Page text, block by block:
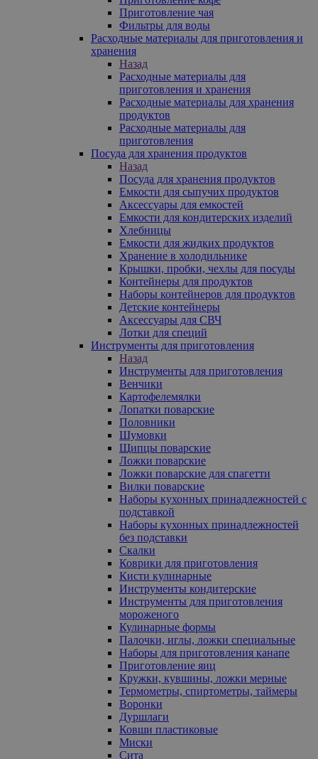
Приготовление чая
Фильтры для воды
Расходные материалы для приготовления и
хранения
Назад
Расходные материалы для
приготовления и хранения
Расходные материалы для хранения
продуктов
Расходные материалы для
приготовления
Посуда для хранения продуктов
Назад
Посуда для хранения продуктов
Емкости для сыпучих продуктов
Аксессуары для емкостей
Емкости для кондитерских изделий
Хлебницы
Емкости для жидких продуктов
Хранение в холодильнике
Крышки, пробки, чехлы для посуды
Контейнеры для продуктов
Наборы контейнеров для продуктов
Детские контейнеры
Аксессуары для СВЧ
Лотки для специй
Инструменты для приготовления
Назад
Инструменты для приготовления
Венчики
Картофелемялки
Лопатки поварские
Половники
Шумовки
Щипцы поварские
Ложки поварские
Ложки поварские для спагетти
Вилки поварские
Наборы кухонных принадлежностей с
подставкой
Наборы кухонных принадлежностей
без подставки
Скалки
Коврики для приготовления
Кисти кулинарные
Инструменты кондитерские
Инструменты для приготовления
мороженого
Кулинарные формы
Палочки, иглы, ложки специальные
Наборы для приготовления канапе
Приготовление яиц
Кружки, кувшины, ложки мерные
Термометры, спиртометры, таймеры
Воронки
Дуршлаги
Ковши пластиковые
Миски
Сита